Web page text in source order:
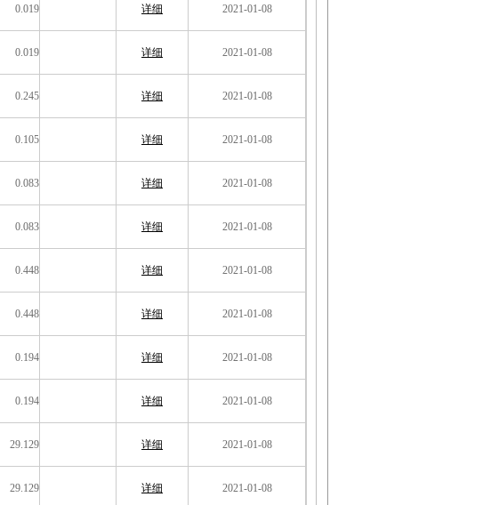
0.019 详细 2021-01-08
0.019 详细 2021-01-08
0.245 详细 2021-01-08
0.105 详细 2021-01-08
0.083 详细 2021-01-08
0.083 详细 2021-01-08
0.448 详细 2021-01-08
0.448 详细 2021-01-08
0.194 详细 2021-01-08
0.194 详细 2021-01-08
29.129 详细 2021-01-08
29.129 详细 2021-01-08